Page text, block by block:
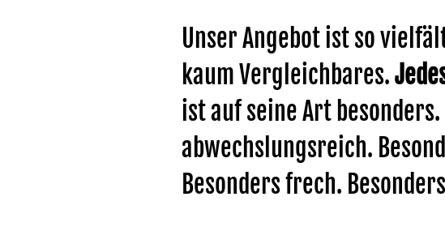
Unser Angebot ist so
kaum Vergleichbares.
ist auf seine Art
abwechslungsreich.
Besonders frech.